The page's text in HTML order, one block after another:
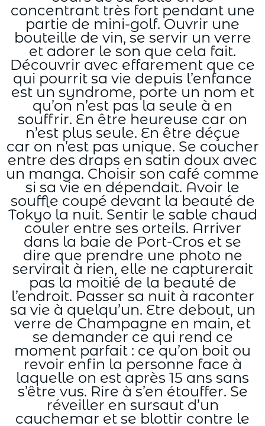
concentrant très fort pendant une
partie de mini-golf. Ouvrir une
bouteille de vin, se servir un verre
et adorer le son que cela fait.
Découvrir avec effarement que ce
qui pourrit sa vie depuis l’enfance
est un syndrome, porte un nom et
qu’on n’est pas la seule à en
souffrir. En être heureuse car on
n’est plus seule. En être déçue
car on n’est pas unique. Se coucher
entre des draps en satin doux avec
un manga. Choisir son café comme
si sa vie en dépendait. Avoir le
souffle coupé devant la beauté de
Tokyo la nuit. Sentir le sable chaud
couler entre ses orteils. Arriver
dans la baie de Port-Cros et se
dire que prendre une photo ne
servirait à rien, elle ne capturerait
pas la moitié de la beauté de
l’endroit. Passer sa nuit à raconter
sa vie à quelqu’un. Etre debout, un
verre de Champagne en main, et
se demander ce qui rend ce
moment parfait : ce qu’on boit ou
revoir enfin la personne face à
laquelle on est après 15 ans sans
s’être vus. Rire à s’en étouffer. Se
réveiller en sursaut d’un
cauchemar et se blottir contre le